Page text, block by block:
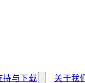
持与下载 关于我们